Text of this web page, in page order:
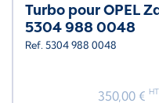
Turbo pour OPEL
5304 988 0048
Ref. 5304 988 0048
350,00 € HT